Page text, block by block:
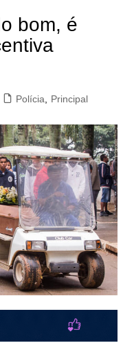
bom, é
Polícia Principal